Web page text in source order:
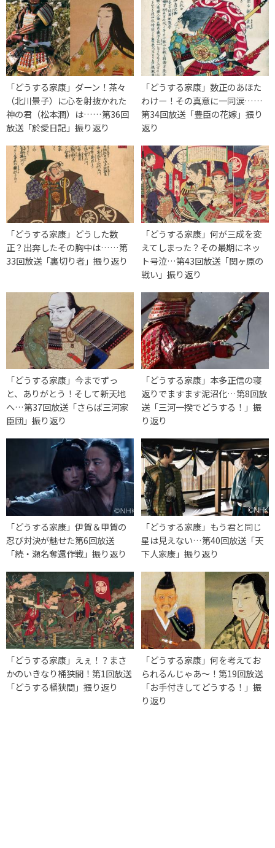
「どうする家康」ダーン！茶々
（北川景子）に心を射抜かれた
神の君（松本潤）は……第36回
放送「於愛日記」振り返り
「どうする家康」数正のあほた
わけー！その真意に一同涙……
第34回放送「豊臣の花嫁」振り
返り
「どうする家康」どうした数
正？出奔したその胸中は……第
33回放送「裏切り者」振り返り
「どうする家康」何が三成を変
えてしまった？その最期にネッ
ト号泣…第43回放送「関ヶ原の
戦い」振り返り
「どうする家康」今までずっ
と、ありがとう！そして新天地
へ…第37回放送「さらば三河家
臣団」振り返り
「どうする家康」本多正信の寝
返りでますます泥沼化…第8回放
送「三河一揆でどうする！」振
り返り
「どうする家康」伊賀＆甲賀の
忍び対決が魅せた第6回放送
「続・瀬名奪還作戦」振り返り
「どうする家康」もう君と同じ
星は見えない…第40回放送「天
下人家康」振り返り
「どうする家康」えぇ！？まさ
かのいきなり桶狭間！第1回放送
「どうする桶狭間」振り返り
「どうする家康」何を考えてお
られるんじゃあ～！第19回放送
「お手付きしてどうする！」振
り返り